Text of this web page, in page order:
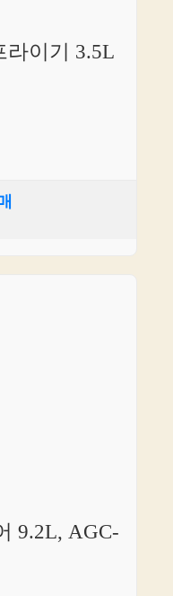
라이기 3.5L
9.2L, AGC-